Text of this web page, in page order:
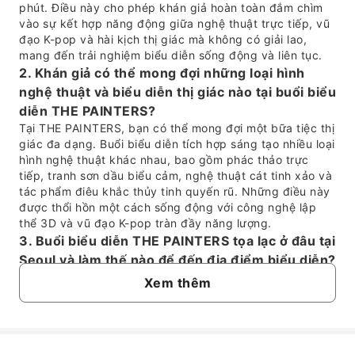
phút. Điều này cho phép khán giả hoàn toàn đắm chìm
vào sự kết hợp năng động giữa nghệ thuật trực tiếp, vũ
đạo K-pop và hài kịch thị giác mà không có giải lao,
mang đến trải nghiệm biểu diễn sống động và liên tục.
2. Khán giả có thể mong đợi những loại hình
nghệ thuật và biểu diễn thị giác nào tại buổi biểu
diễn THE PAINTERS?
Tại THE PAINTERS, bạn có thể mong đợi một bữa tiệc thị
giác đa dạng. Buổi biểu diễn tích hợp sáng tạo nhiều loại
hình nghệ thuật khác nhau, bao gồm phác thảo trực
tiếp, tranh sơn dầu biểu cảm, nghệ thuật cát tinh xảo và
tác phẩm điêu khắc thủy tinh quyến rũ. Những điều này
được thổi hồn một cách sống động với công nghệ lập
thể 3D và vũ đạo K-pop tràn đầy năng lượng.
3. Buổi biểu diễn THE PAINTERS tọa lạc ở đâu tại
Seoul và làm thế nào để đến địa điểm biểu diễn?
Buổi biểu diễn THE PAINTERS được trình diễn tại The
Xem thêm